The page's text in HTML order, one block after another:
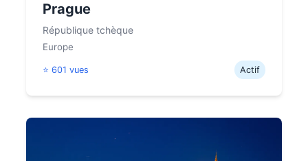
Prague
République tchèque
Europe
⭐ 601 vues Actif